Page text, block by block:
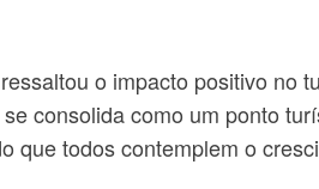
o impacto positivo no
consolida como um ponto
que todos contemplem o